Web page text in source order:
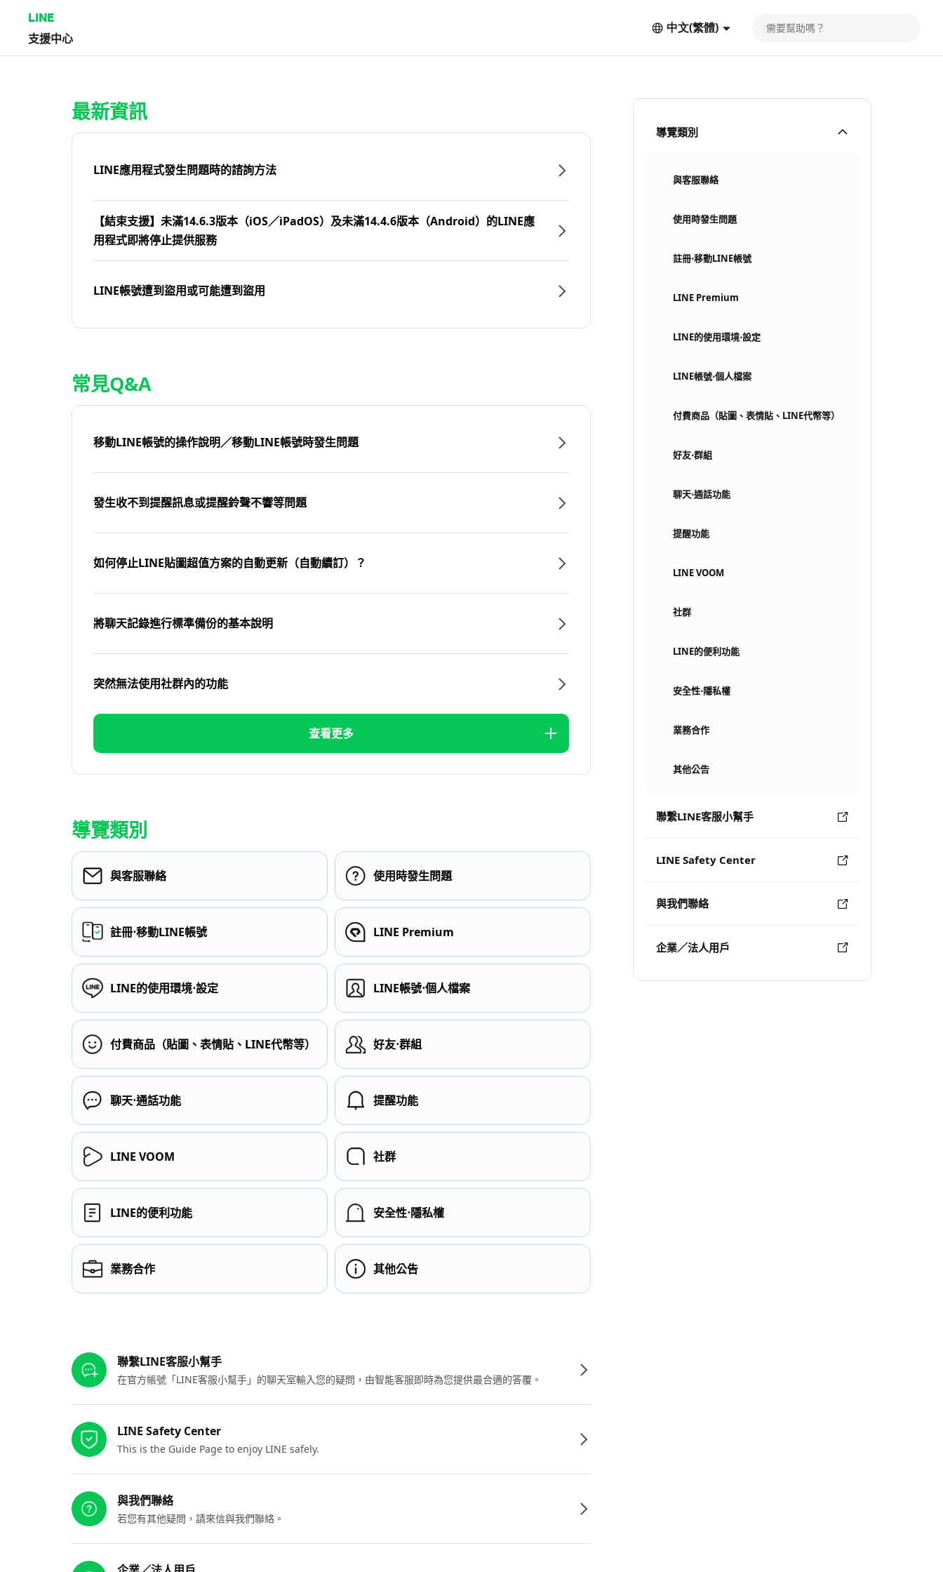
LINE
支援中心
中文(繁體)
導覽類別
與客服聯絡
使用時發生問題
註冊⋅移動LINE帳號
LINE Premium
LINE的使用環境⋅設定
LINE帳號⋅個人檔案
付費商品（貼圖、表情貼、LINE代幣等）
好友⋅群組
聊天⋅通話功能
提醒功能
LINE VOOM
社群
LINE的便利功能
安全性⋅隱私權
業務合作
其他公告
聯繫LINE客服小幫手
LINE Safety Center
與我們聯絡
企業／法人用戶
最新資訊
LINE應用程式發生問題時的諮詢方法
【結束支援】未滿14.6.3版本（iOS／iPadOS）及未滿14.4.6版本（Android）的LINE應
用程式即將停止提供服務
LINE帳號遭到盜用或可能遭到盜用
常見Q&A
移動LINE帳號的操作說明／移動LINE帳號時發生問題
發生收不到提醒訊息或提醒鈴聲不響等問題
如何停止LINE貼圖超值方案的自動更新（自動續訂）？
將聊天記錄進行標準備份的基本說明
突然無法使用社群內的功能
查看更多
導覽類別
與客服聯絡 使用時發生問題
註冊⋅移動LINE帳號 LINE Premium
LINE的使用環境⋅設定 LINE帳號⋅個人檔案
付費商品（貼圖、表情貼、LINE代幣等） 好友⋅群組
聊天⋅通話功能 提醒功能
LINE VOOM 社群
LINE的便利功能 安全性⋅隱私權
業務合作 其他公告
聯繫LINE客服小幫手
在官方帳號「LINE客服小幫手」的聊天室輸入您的疑問，由智能客服即時為您提供最合適的答覆。
LINE Safety Center
This is the Guide Page to enjoy LINE safely.
與我們聯絡
若您有其他疑問，請來信與我們聯絡。